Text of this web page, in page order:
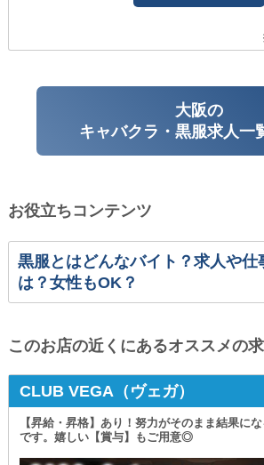
大阪の
キャバクラ・黒服求人一
お役立ちコンテンツ
黒服とはどんなバイト？求人や仕
は？女性もOK？
このお店の近くにあるオススメの
CLUB VEGA（ヴェガ）
【昇給・昇格】あり！努力がそのまま結果に
です。嬉しい【賞与】もご用意◎